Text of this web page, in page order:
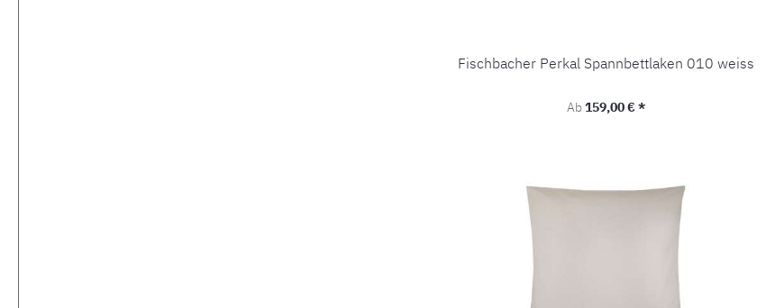
Fischbacher Perkal Spannbettlaken 010 weiss
Regulärer Preis:
Ab159,00 € *